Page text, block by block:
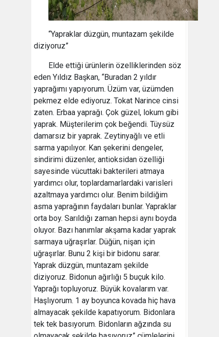
“Yapraklar düzgün, muntazam şekilde
diziyoruz”
Elde ettiği ürünlerin özelliklerinden söz
eden Yıldız Başkan, “Buradan 2 yıldır
yaprağımı yapıyorum. Üzüm var, üzümden
pekmez elde ediyoruz. Tokat Narince cinsi
zaten. Erbaa yaprağı. Çok güzel, lokum gibi
yaprak. Müşterilerim çok beğendi. Tüysüz
damarsız bir yaprak. Zeytinyağlı ve etli
sarma yapılıyor. Kan şekerini dengeler,
sindirimi düzenler, antioksidan özelliği
sayesinde vücuttaki bakterileri atmaya
yardımcı olur, toplardamarlardaki varisleri
azaltmaya yardımcı olur. Benim bildiğim
asma yaprağının faydaları bunlar. Yapraklar
orta boy. Sarıldığı zaman hepsi aynı boyda
oluyor. Bazı hanımlar akşama kadar yaprak
sarmaya uğraşırlar. Düğün, nişan için
uğraşırlar. Bunu 2 kişi bir bidonu sarar.
Yaprak düzgün, muntazam şekilde
diziyoruz. Bidonun ağırlığı 5 buçuk kilo.
Yaprağı topluyoruz. Büyük kovalarım var.
Haşlıyorum. 1 ay boyunca kovada hiç hava
almayacak şekilde kapatıyorum. Bidonlara
tek tek basıyorum. Bidonların ağzında su